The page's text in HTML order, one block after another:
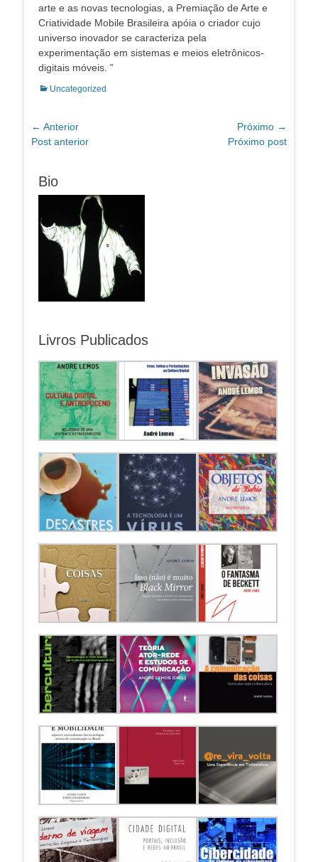
arte e as novas tecnologias, a Premiação de Arte e
Criatividade Mobile Brasileira apóia o criador cujo
universo inovador se caracteriza pela
experimentação em sistemas e meios eletrônicos-
digitais móveis. ”
Categorias:
Uncategorized
Navegação
de
← Anterior
Post
Post anterior
Próximo →
Próximo post
Bio
Livros Publicados